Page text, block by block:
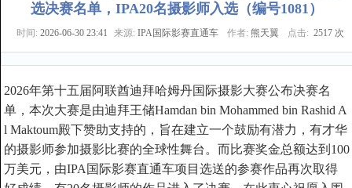
选决赛名单，IPA20名摄影师入选（编号1081）
时间: 2026-06-30 23:41 来源: IPA国际影赛直通车 作者: 熊天翼 点击: 2517 次
2026年第十五届阿联酋迪拜哈姆丹国际摄影大赛公布决赛名
单，本次大赛是由迪拜王储Hamdan bin Mohammed bin Rashid A
l Maktoum殿下赞助支持的，旨在建立一个鼓励有潜力，有才华
的摄影师参加摄影比赛的全球性舞台。而比赛奖金总额达到100
万美元，由IPA国际影赛直通车项目选送的参赛作品再次取得